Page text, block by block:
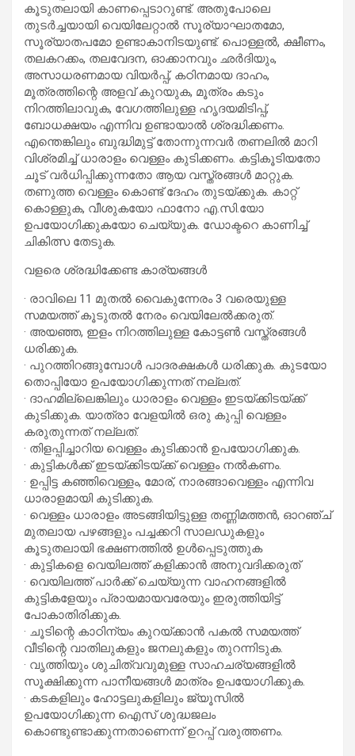
കൂടുതലായി കാണപ്പെടാറുണ്ട്. അതുപോലെ
തുടര്‍ച്ചയായി വെയിലേറ്റാല്‍ സൂര്യാഘാതമോ,
സൂര്യാതപമോ ഉണ്ടാകാനിടയുണ്ട്. പൊള്ളല്‍, ക്ഷീണം,
തലകറക്കം, തലവേദന, ഓക്കാനവും ഛര്‍ദിയും,
അസാധരണമായ വിയര്‍പ്പ്, കഠിനമായ ദാഹം,
മൂത്രത്തിന്റെ അളവ് കുറയുക, മൂത്രം കടും
നിറത്തിലാവുക, വേഗത്തിലുള്ള ഹൃദയമിടിപ്പ്,
ബോധക്ഷയം എന്നിവ ഉണ്ടായാല്‍ ശ്രദ്ധിക്കണം.
എന്തെങ്കിലും ബുദ്ധിമുട്ട് തോന്നുന്നവര്‍ തണലില്‍ മാറി
വിശ്രമിച്ച് ധാരാളം വെള്ളം കുടിക്കണം. കട്ടികൂടിയതോ
ചൂട് വര്‍ധിപ്പിക്കുന്നതോ ആയ വസ്ത്രങ്ങള്‍ മാറ്റുക.
തണുത്ത വെള്ളം കൊണ്ട് ദേഹം തുടയ്ക്കുക. കാറ്റ്
കൊള്ളുക, വീശുകയോ ഫാനോ എ.സി.യോ
ഉപയോഗിക്കുകയോ ചെയ്യുക. ഡോക്ടറെ കാണിച്ച്
ചികിത്സ തേടുക.
വളരെ ശ്രദ്ധിക്കേണ്ട കാര്യങ്ങള്‍
· രാവിലെ 11 മുതല്‍ വൈകുന്നേരം 3 വരെയുള്ള
സമയത്ത് കൂടുതല്‍ നേരം വെയിലേല്‍ക്കരുത്.
· അയഞ്ഞ, ഇളം നിറത്തിലുള്ള കോട്ടണ്‍ വസ്ത്രങ്ങള്‍
ധരിക്കുക.
· പുറത്തിറങ്ങുമ്പോള്‍ പാദരക്ഷകള്‍ ധരിക്കുക. കുടയോ
തൊപ്പിയോ ഉപയോഗിക്കുന്നത് നല്ലത്.
· ദാഹമില്ലെങ്കിലും ധാരാളം വെള്ളം ഇടയ്ക്കിടയ്ക്ക്
കുടിക്കുക. യാത്രാ വേളയില്‍ ഒരു കുപ്പി വെള്ളം
കരുതുന്നത് നല്ലത്.
· തിളപ്പിച്ചാറിയ വെള്ളം കുടിക്കാന്‍ ഉപയോഗിക്കുക.
· കുട്ടികള്‍ക്ക് ഇടയ്ക്കിടയ്ക്ക് വെള്ളം നല്‍കണം.
· ഉപ്പിട്ട കഞ്ഞിവെള്ളം, മോര്, നാരങ്ങാവെള്ളം എന്നിവ
ധാരാളമായി കുടിക്കുക.
· വെള്ളം ധാരാളം അടങ്ങിയിട്ടുള്ള തണ്ണിമത്തന്‍, ഓറഞ്ച്
മുതലായ പഴങ്ങളും പച്ചക്കറി സാലഡുകളും
കൂടുതലായി ഭക്ഷണത്തില്‍ ഉള്‍പ്പെടുത്തുക
· കുട്ടികളെ വെയിലത്ത് കളിക്കാന്‍ അനുവദിക്കരുത്
· വെയിലത്ത് പാര്‍ക്ക് ചെയ്യുന്ന വാഹനങ്ങളില്‍
കുട്ടികളേയും പ്രായമായവരേയും ഇരുത്തിയിട്ട്
പോകാതിരിക്കുക.
· ചൂടിന്റെ കാഠിന്യം കുറയ്ക്കാന്‍ പകല്‍ സമയത്ത്
വീടിന്റെ വാതിലുകളും ജനലുകളും തുറന്നിടുക.
· വൃത്തിയും ശുചിത്വവുമുള്ള സാഹചര്യങ്ങളില്‍
സൂക്ഷിക്കുന്ന പാനീയങ്ങള്‍ മാത്രം ഉപയോഗിക്കുക.
· കടകളിലും ഹോട്ടലുകളിലും ജ്യൂസില്‍
ഉപയോഗിക്കുന്ന ഐസ് ശുദ്ധജലം
കൊണ്ടുണ്ടാക്കുന്നതാണെന്ന് ഉറപ്പ് വരുത്തണം.